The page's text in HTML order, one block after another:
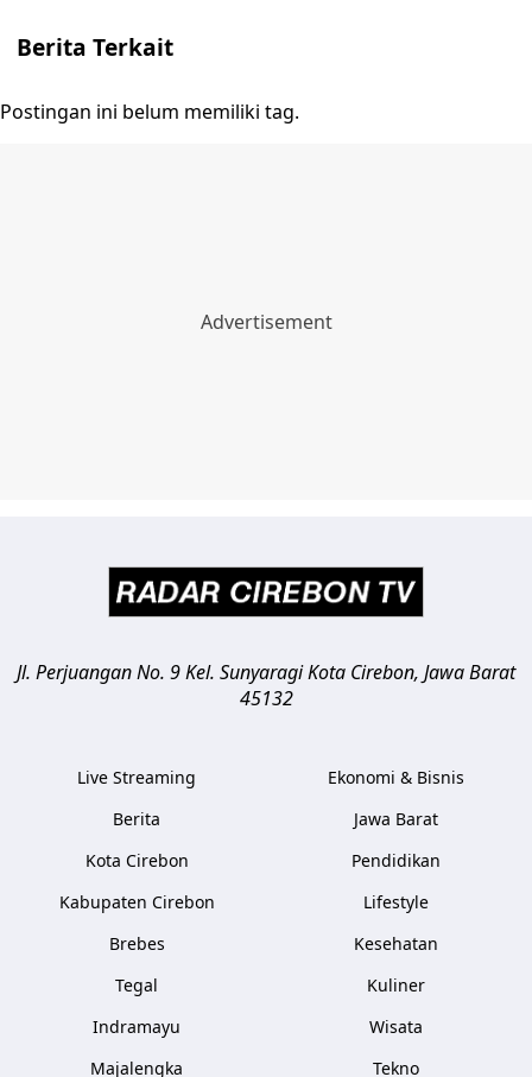
Berita Terkait
Postingan ini belum memiliki tag.
Jl. Perjuangan No. 9 Kel. SunyaragiKota Cirebon, Jawa Barat
45132
Live Streaming
Berita
Kota Cirebon
Kabupaten Cirebon
Brebes
Tegal
Indramayu
Majalengka
Ekonomi & Bisnis
Jawa Barat
Pendidikan
Lifestyle
Kesehatan
Kuliner
Wisata
Tekno